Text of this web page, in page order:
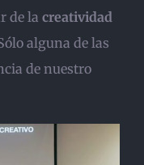
de la creatividad
alguna de las
de nuestro